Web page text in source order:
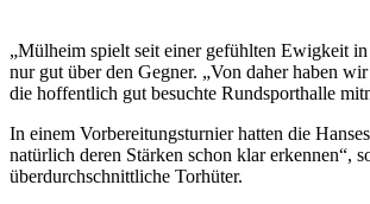
„Mülheim spielt seit einer gefühlten Ewigkeit
nur gut über den Gegner. „Von daher haben
die hoffentlich gut besuchte Rundsporthalle
In einem Vorbereitungsturnier hatten die
natürlich deren Stärken schon klar erkennen“,
überdurchschnittliche Torhüter.